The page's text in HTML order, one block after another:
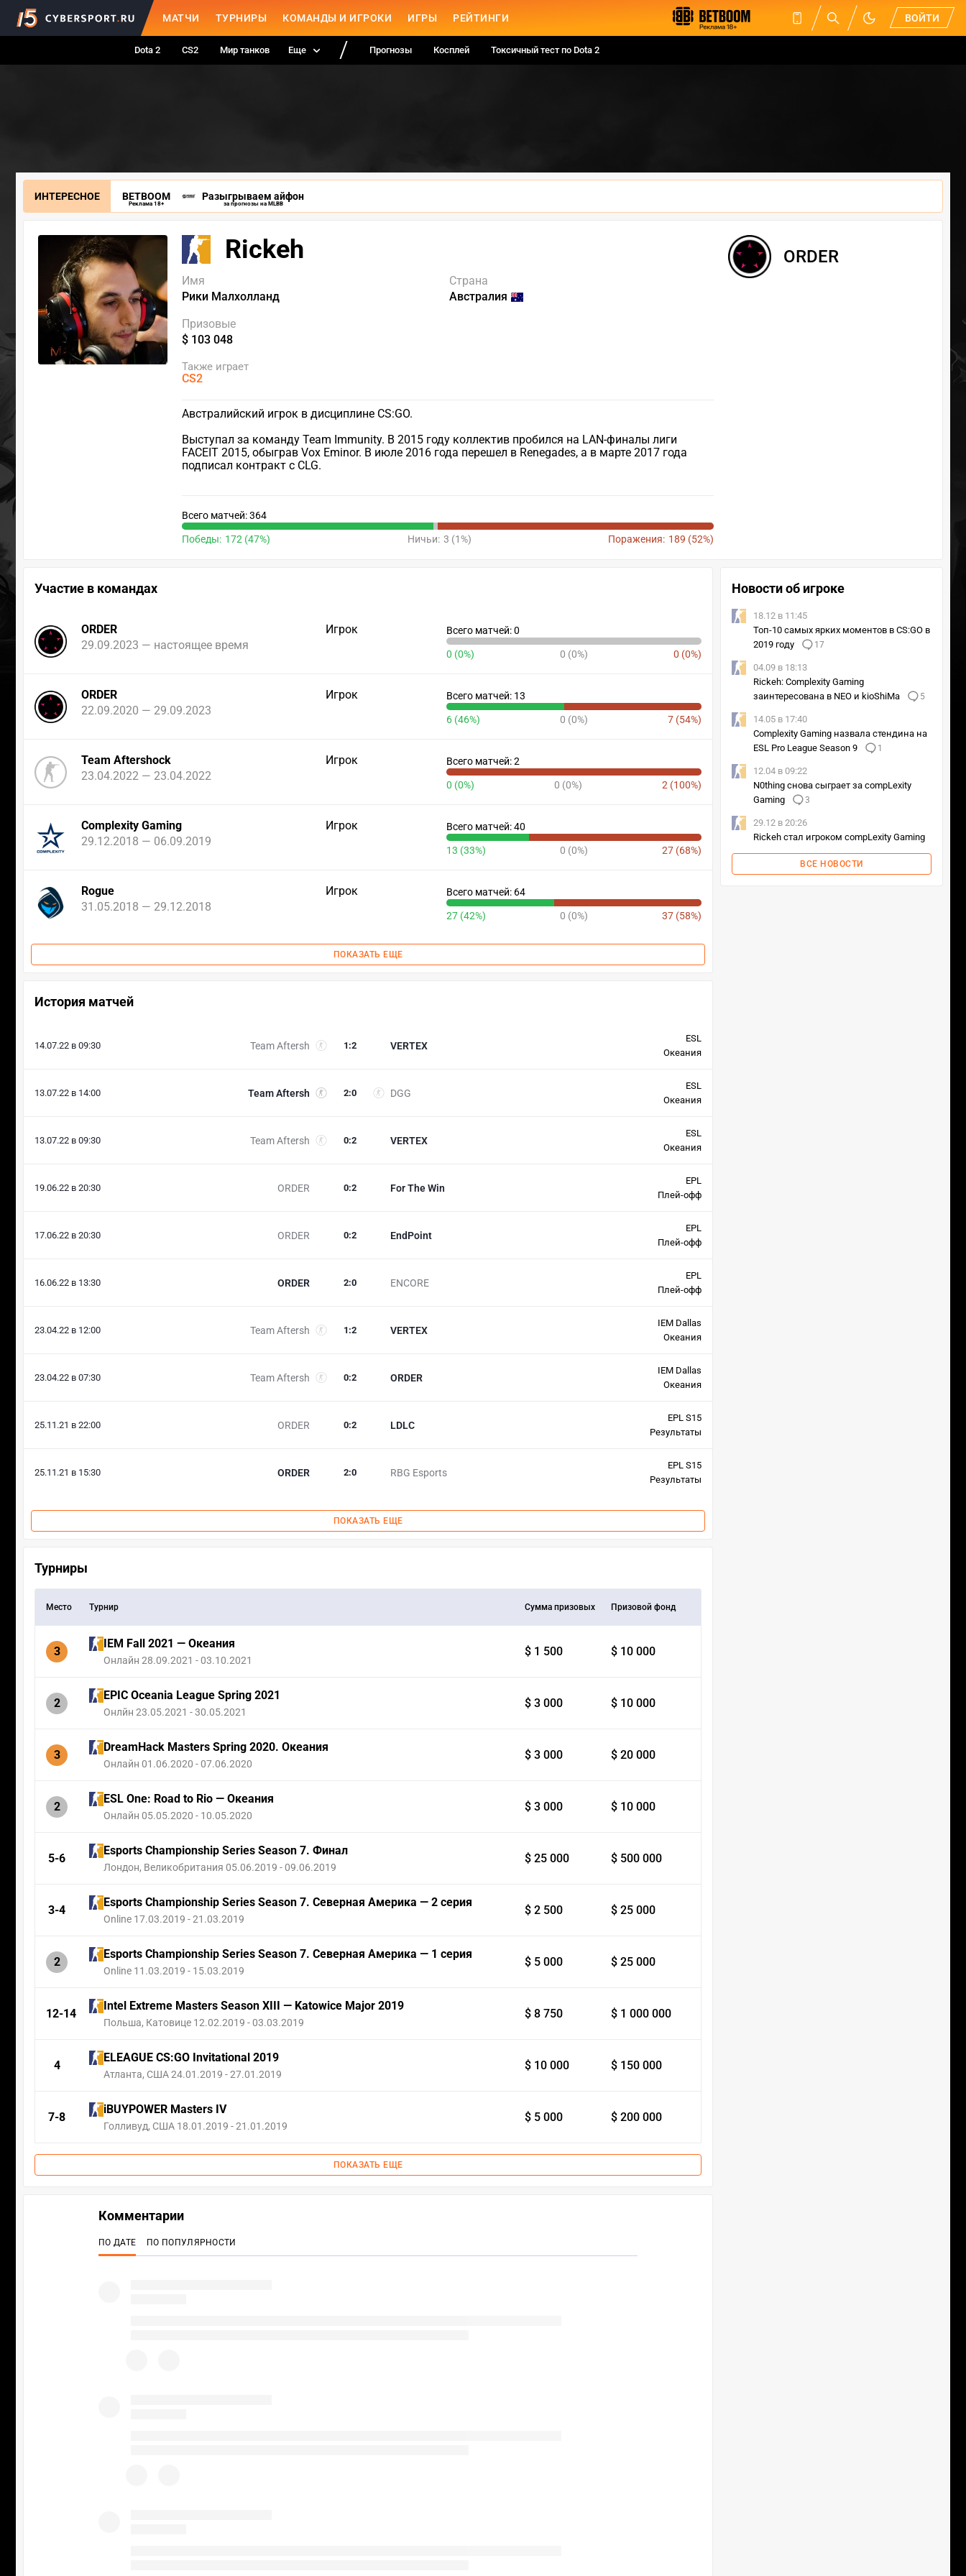
МАТЧИ ТУРНИРЫ КОМАНДЫ И ИГРОКИ ИГРЫ РЕЙТИНГИ ВОЙТИ
Dota 2 CS2 Мир танков Еще Прогнозы Косплей Токсичный тест по Dota 2
ИНТЕРЕСНОЕ BETBOOM
Реклама 18+
Разыгрываем айфон
за прогнозы на MLBB
Rickeh
Имя
Рики Малхолланд
Страна
Австралия
Призовые
$ 103 048
Также играет
CS2
Австралийский игрок в дисциплине CS:GO.
Выступал за команду Team Immunity. В 2015 году коллектив пробился на LAN-финалы лиги
FACEIT 2015, обыграв Vox Eminor. В июле 2016 года перешел в Renegades, а в марте 2017 года
подписал контракт с CLG.
Всего матчей: 364
Победы: 172 (47%) Ничьи: 3 (1%) Поражения: 189 (52%)
ORDER
Участие в командах
ORDER
29.09.2023 — настоящее время
Игрок Всего матчей: 0
0 (0%) 0 (0%) 0 (0%)
ORDER
22.09.2020 — 29.09.2023
Игрок Всего матчей: 13
6 (46%) 0 (0%) 7 (54%)
Team Aftershock
23.04.2022 — 23.04.2022
Игрок Всего матчей: 2
0 (0%) 0 (0%) 2 (100%)
Complexity Gaming
29.12.2018 — 06.09.2019
Игрок Всего матчей: 40
13 (33%) 0 (0%) 27 (68%)
Rogue
31.05.2018 — 29.12.2018
Игрок Всего матчей: 64
27 (42%) 0 (0%) 37 (58%)
ПОКАЗАТЬ ЕЩЕ
История матчей
14.07.22 в 09:30 Team Aftersh VERTEX
1 :2
ESL
Океания
13.07.22 в 14:00 Team Aftersh DGG
2:0
ESL
Океания
13.07.22 в 09:30 Team Aftersh VERTEX
0:2
ESL
Океания
19.06.22 в 20:30 ORDER For The Win
0:2
EPL
Плей-офф
17.06.22 в 20:30 ORDER EndPoint
0:2
EPL
Плей-офф
16.06.22 в 13:30 ORDER ENCORE
2:0
EPL
Плей-офф
23.04.22 в 12:00 Team Aftersh VERTEX
1 :2
IEM Dallas
Океания
23.04.22 в 07:30 Team Aftersh ORDER
0:2
IEM Dallas
Океания
25.11.21 в 22:00 ORDER LDLC
0:2
EPL S15
Результаты
25.11.21 в 15:30 ORDER RBG Esports
2:0
EPL S15
Результаты
ПОКАЗАТЬ ЕЩЕ
Турниры
Место Турнир Сумма призовых Призовой фонд
3
IEM Fall 2021 — Океания
Онлайн 28.09.2021 - 03.10.2021
$ 1 500 $ 10 000
2
EPIC Oceania League Spring 2021
Онлйн 23.05.2021 - 30.05.2021
$ 3 000 $ 10 000
3
DreamHack Masters Spring 2020. Океания
Онлайн 01.06.2020 - 07.06.2020
$ 3 000 $ 20 000
2
ESL One: Road to Rio — Океания
Онлайн 05.05.2020 - 10.05.2020
$ 3 000 $ 10 000
5-6
Esports Championship Series Season 7. Финал
Лондон, Великобритания 05.06.2019 - 09.06.2019
$ 25 000 $ 500 000
3-4
Esports Championship Series Season 7. Северная Америка — 2 серия
Online 17.03.2019 - 21.03.2019
$ 2 500 $ 25 000
2
Esports Championship Series Season 7. Северная Америка — 1 серия
Online 11.03.2019 - 15.03.2019
$ 5 000 $ 25 000
12-14
Intel Extreme Masters Season XIII — Katowice Major 2019
Польша, Катовице 12.02.2019 - 03.03.2019
$ 8 750 $ 1 000 000
4
ELEAGUE CS:GO Invitational 2019
Атланта, США 24.01.2019 - 27.01.2019
$ 10 000 $ 150 000
7-8
iBUYPOWER Masters IV
Голливуд, США 18.01.2019 - 21.01.2019
$ 5 000 $ 200 000
ПОКАЗАТЬ ЕЩЕ
Новости об игроке
18.12 в 11:45
Топ-10 самых ярких моментов в CS:GO в
2019 году
17
04.09 в 18:13
Rickeh: Complexity Gaming
заинтересована в NEO и kioShiMa
5
14.05 в 17:40
Complexity Gaming назвала стендина на
ESL Pro League Season 9
1
12.04 в 09:22
N0thing снова сыграет за compLexity
Gaming
3
29.12 в 20:26
Rickeh стал игроком compLexity Gaming
ВСЕ НОВОСТИ
Комментарии
ПО ДАТЕ ПО ПОПУЛЯРНОСТИ